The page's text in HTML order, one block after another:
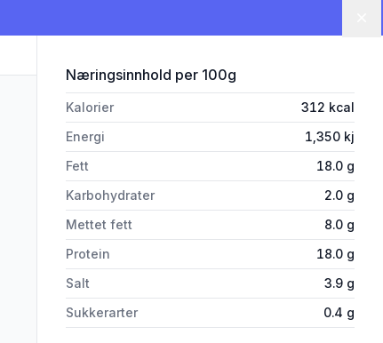
Næringsinnhold for 'Eldhusrøykt Fårepølse 90
per 100g
Kalorier 312 kcal
Energi
1,350 kj
Fett
18.0 g
Karbohydrater
2.0 g
Mettet fett
8.0 g
Protein
18.0 g
Salt
3.9 g
Sukkerarter
0.4 g